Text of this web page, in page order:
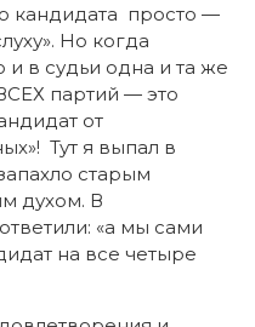
кандидата просто —
Но когда
и в судьи одна и та же
партий — это
от
Тут я выпал в
старым
духом. В
«а мы сами
на все четыре